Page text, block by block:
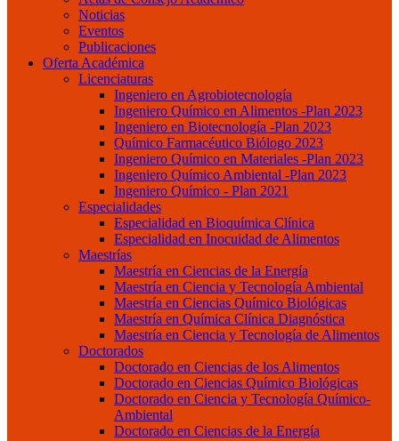
Noticias
Eventos
Publicaciones
Oferta Académica
Licenciaturas
Ingeniero en Agrobiotecnología
Ingeniero Químico en Alimentos -Plan 2023
Ingeniero en Biotecnología -Plan 2023
Químico Farmacéutico Biólogo 2023
Ingeniero Químico en Materiales -Plan 2023
Ingeniero Químico Ambiental -Plan 2023
Ingeniero Químico - Plan 2021
Especialidades
Especialidad en Bioquímica Clínica
Especialidad en Inocuidad de Alimentos
Maestrías
Maestría en Ciencias de la Energía
Maestría en Ciencia y Tecnología Ambiental
Maestría en Ciencias Químico Biológicas
Maestría en Química Clínica Diagnóstica
Maestría en Ciencia y Tecnología de Alimentos
Doctorados
Doctorado en Ciencias de los Alimentos
Doctorado en Ciencias Químico Biológicas
Doctorado en Ciencia y Tecnología Químico-
Ambiental
Doctorado en Ciencias de la Energía